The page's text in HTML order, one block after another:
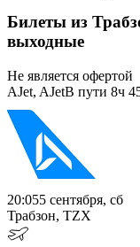
Билеты из
выходные
Не является офертой
AJet, AJetВ пути 8ч
20:055 сентября, сб
Трабзон, TZX